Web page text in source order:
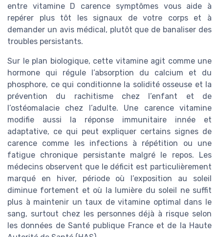
entre vitamine D carence symptômes vous aide à
repérer plus tôt les signaux de votre corps et à
demander un avis médical, plutôt que de banaliser des
troubles persistants.
Sur le plan biologique, cette vitamine agit comme une
hormone qui régule l’absorption du calcium et du
phosphore, ce qui conditionne la solidité osseuse et la
prévention du rachitisme chez l’enfant et de
l’ostéomalacie chez l’adulte. Une carence vitamine
modifie aussi la réponse immunitaire innée et
adaptative, ce qui peut expliquer certains signes de
carence comme les infections à répétition ou une
fatigue chronique persistante malgré le repos. Les
médecins observent que le déficit est particulièrement
marqué en hiver, période où l’exposition au soleil
diminue fortement et où la lumière du soleil ne suffit
plus à maintenir un taux de vitamine optimal dans le
sang, surtout chez les personnes déjà à risque selon
les données de Santé publique France et de la Haute